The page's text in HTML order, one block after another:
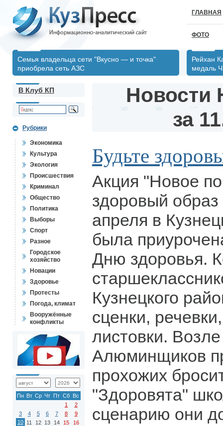
ГЛАВНАЯ
ФОТО
Семья владельца сети "Вкусно — и точка"
приобрела сеть АЗС
Рейхан
медаль
В Клуб КП
Рубрики
Экономика
Культура
Экология
Происшествия
Криминал
Общество
Политика
Выборы
Спорт
Разное
Городское
хозяйство
Новации
Здоровье
Протесты
Погода, климат
Вооружённые
конфликты
Пн Вт Ср Чт Пт Сб Вс
1
2
3
4 5 6 7 8
9
10 11 12 13 14 15
16
Новости
за
Будьте
Акция "Новое
здоровый
апреля в
была
Дню здоровья.
Кузнецкого
сценки,
листовки.
Алюминщиков
прохожих
"Здоровята"
сценарию они